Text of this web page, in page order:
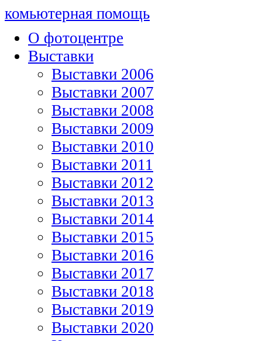
комьютерная помощь
О фотоцентре
Выставки
Выставки 2006
Выставки 2007
Выставки 2008
Выставки 2009
Выставки 2010
Выставки 2011
Выставки 2012
Выставки 2013
Выставки 2014
Выставки 2015
Выставки 2016
Выставки 2017
Выставки 2018
Выставки 2019
Выставки 2020